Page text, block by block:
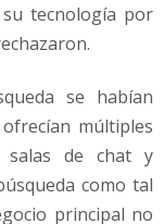
tecnología por
se habían
múltiples
salas de chat y
como tal
principal no